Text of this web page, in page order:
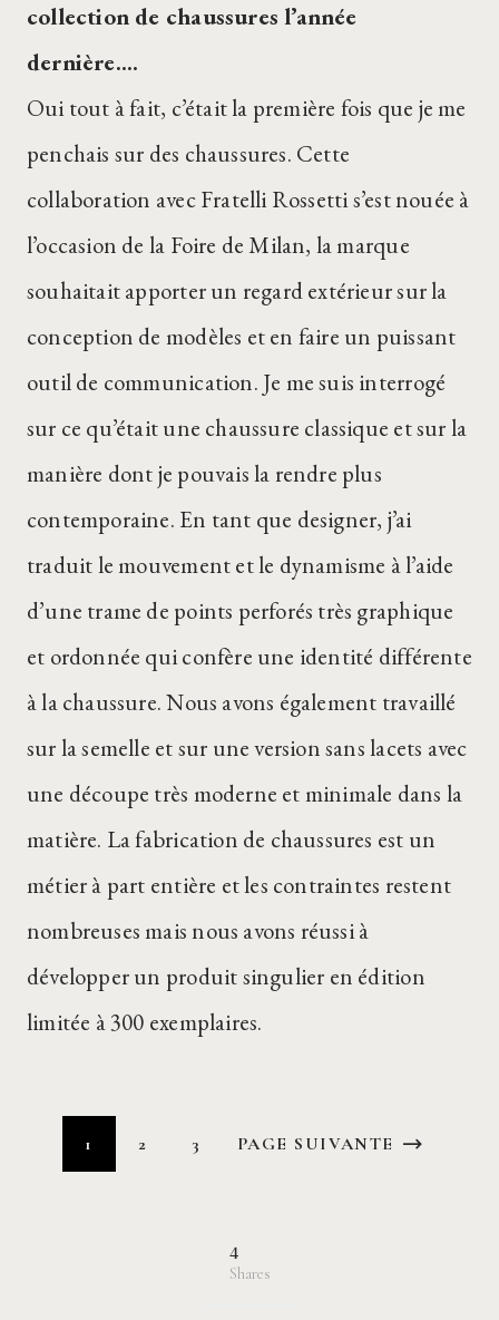
collection de chaussures l’année
dernière….
Oui tout à fait, c’était la première fois que je me
penchais sur des chaussures. Cette
collaboration avec Fratelli Rossetti s’est nouée à
l’occasion de la Foire de Milan, la marque
souhaitait apporter un regard extérieur sur la
conception de modèles et en faire un puissant
outil de communication. Je me suis interrogé
sur ce qu’était une chaussure classique et sur la
manière dont je pouvais la rendre plus
contemporaine. En tant que designer, j’ai
traduit le mouvement et le dynamisme à l’aide
d’une trame de points perforés très graphique
et ordonnée qui confère une identité différente
à la chaussure. Nous avons également travaillé
sur la semelle et sur une version sans lacets avec
une découpe très moderne et minimale dans la
matière. La fabrication de chaussures est un
métier à part entière et les contraintes restent
nombreuses mais nous avons réussi à
développer un produit singulier en édition
limitée à 300 exemplaires.
1 2 3 PAGE SUIVANTE
4
Shares